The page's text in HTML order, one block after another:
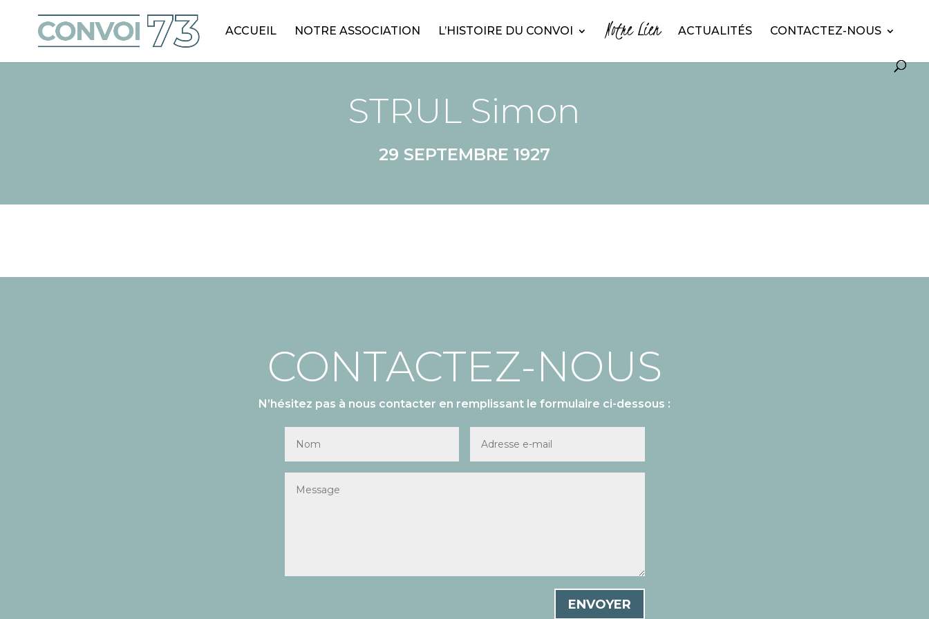
ACCUEIL NOTRE ASSOCIATION L’HISTOIRE DU CONVOI Notre Lien ACTUALITÉS CONTACTEZ-NOUS
STRUL Simon
29 SEPTEMBRE 1927
CONTACTEZ-NOUS
N’hésitez pas à nous contacter en remplissant le formulaire ci-dessous :
ENVOYER